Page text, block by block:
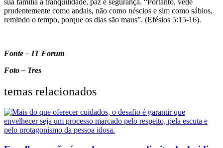
prudentemente como andais, não como néscios e sim como sábios,
remindo o tempo, porque os dias são maus”. (Efésios 5:15-16).
Fonte – IT Forum
Foto – Tres
temas relacionados